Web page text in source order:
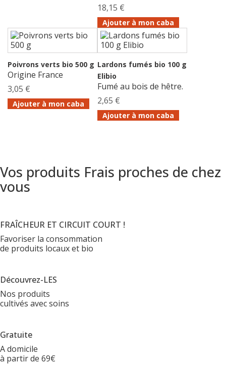
18,15 €
Ajouter à mon caba
Poivrons verts bio 500 g
Origine France
3,05 €
Ajouter à mon caba
Lardons fumés bio 100 g
Elibio
Fumé au bois de hêtre.
2,65 €
Ajouter à mon caba
Vos produits Frais proches de chez
vous
FRAÎCHEUR ET CIRCUIT COURT !
Favoriser la consommation
de produits locaux et bio
Découvrez-LES
Nos produits
cultivés avec soins
Gratuite
A domicile
à partir de 69€